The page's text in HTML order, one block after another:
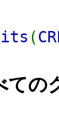
(
ての